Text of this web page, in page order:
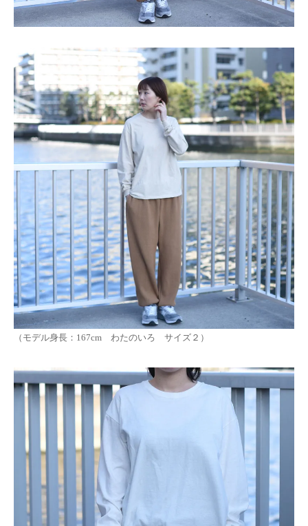
（モデル身長：167cm わたのいろ サイズ２）